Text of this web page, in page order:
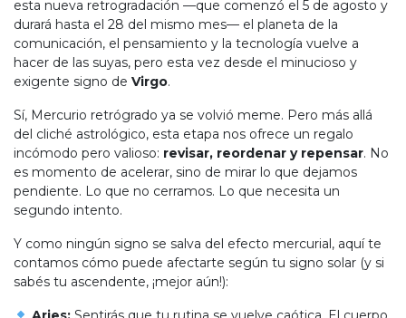
esta nueva retrogradación —que comenzó el 5 de agosto y
durará hasta el 28 del mismo mes— el planeta de la
comunicación, el pensamiento y la tecnología vuelve a
hacer de las suyas, pero esta vez desde el minucioso y
exigente signo de Virgo.
Sí, Mercurio retrógrado ya se volvió meme. Pero más allá
del cliché astrológico, esta etapa nos ofrece un regalo
incómodo pero valioso: revisar, reordenar y repensar. No
es momento de acelerar, sino de mirar lo que dejamos
pendiente. Lo que no cerramos. Lo que necesita un
segundo intento.
Y como ningún signo se salva del efecto mercurial, aquí te
contamos cómo puede afectarte según tu signo solar (y si
sabés tu ascendente, ¡mejor aún!):